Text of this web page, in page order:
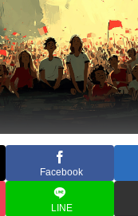
Facebook
LINE